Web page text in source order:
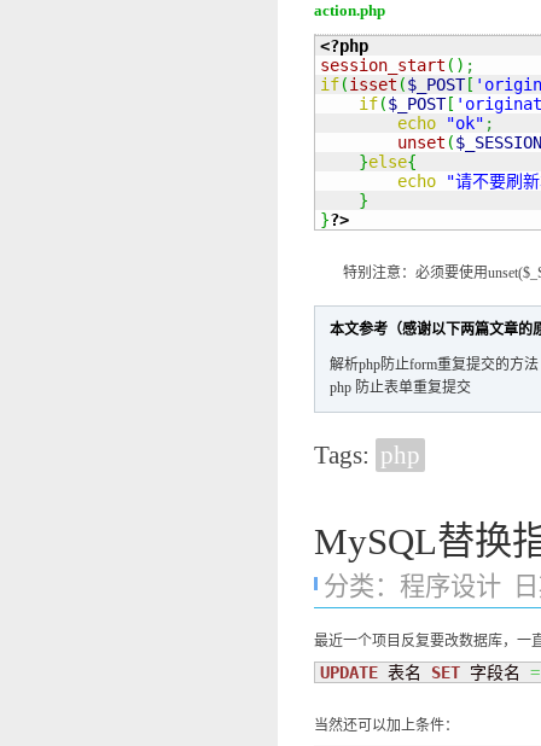
action.php
<?php
session_start ( ) ;
if(isset ($_POST[
if($_POST[
echo
"ok" ;
unset ($_SESSION
}else{
echo
"请不要刷
}
}?>
特别注意：必须要使用
本文参考（感谢以下两篇文章的
解析php防止form重复提交的方法
php 防止表单重复提交
Tags: php
MySQL替换
分类： 程序设计
最近一个项目反复要改数据库，一
UPDATE 表名 SET 字段名 =
当然还可以加上条件：